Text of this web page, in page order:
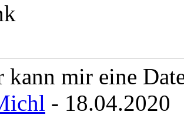
kann mir eine
- 18.04.2020